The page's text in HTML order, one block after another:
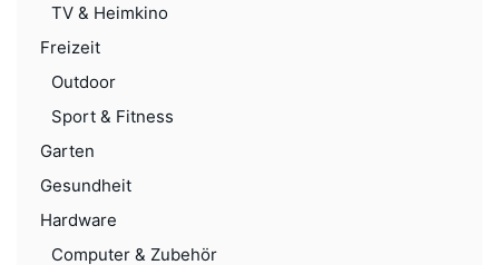
TV & Heimkino
Freizeit
Outdoor
Sport & Fitness
Garten
Gesundheit
Hardware
Computer & Zubehör